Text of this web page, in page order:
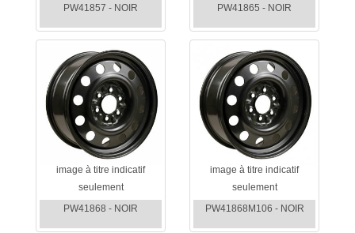
PW41857 - NOIR
PW41865 - NOIR
image à titre indicatif
seulement
PW41868 - NOIR
image à titre indicatif
seulement
PW41868M106 - NOIR